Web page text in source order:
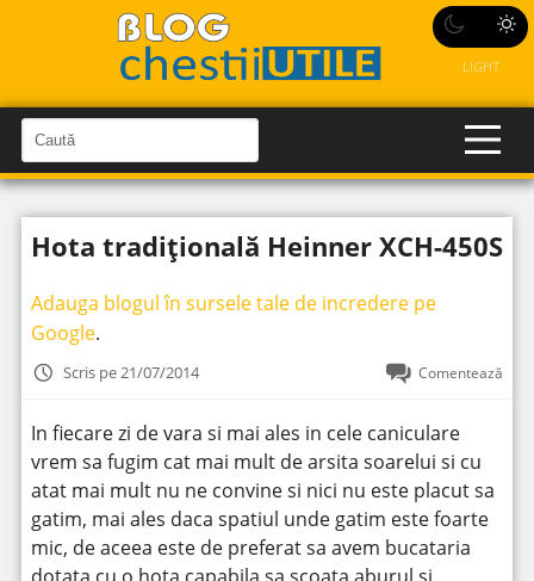
LIGHT
a
u
t
n
C
a
u
î
n
t
Hota tradițională Heinner XCH-450S
Adauga blogul în sursele tale de incredere pe
Google.
Scris pe 21/07/2014 Comentează
In fiecare zi de vara si mai ales in cele caniculare
vrem sa fugim cat mai mult de arsita soarelui si cu
atat mai mult nu ne convine si nici nu este placut sa
gatim, mai ales daca spatiul unde gatim este foarte
mic, de aceea este de preferat sa avem bucataria